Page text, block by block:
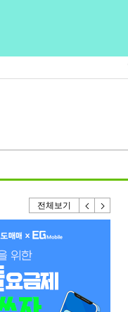
전체보기